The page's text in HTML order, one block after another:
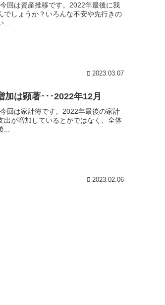
回は資産推移です。2022年最後に我
でしょうか？いろんな不安や先行きの
2023.03.07
加は顕著･･･2022年12月
回は家計簿です。2022年最後の家計
出が増加しているとかではなく、全体
2023.02.06